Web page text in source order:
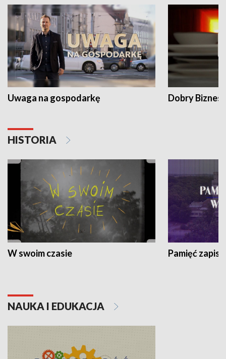
Uwaga na gospodarkę Dobry Biznes
HISTORIA
W swoim czasie Pamięć
NAUKA I EDUKACJA